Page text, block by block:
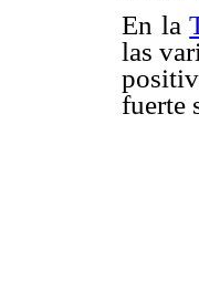
En la
las
fuerte